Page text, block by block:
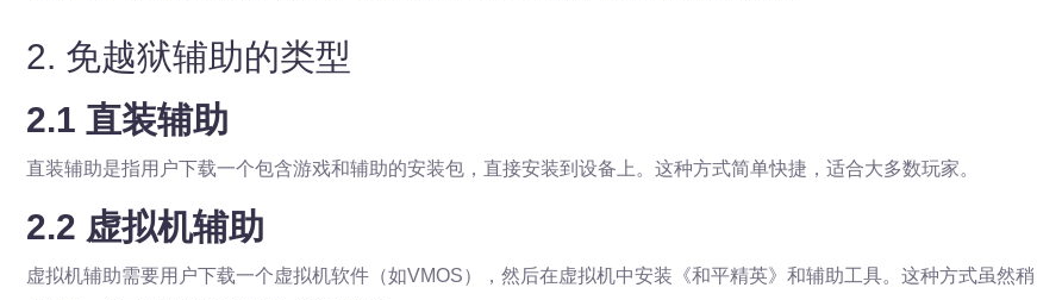
2. 免越狱辅助的类型
2.1 直装辅助
直装辅助是指用户下载一个包含游戏和辅助的安装包，直接安装到设备上。这种方式简单快捷，适合大多数玩家。
2.2 虚拟机辅助
虚拟机辅助需要用户下载一个虚拟机软件（如VMOS），然后在虚拟机中安装《和平精英》和辅助工具。这种方式虽然稍